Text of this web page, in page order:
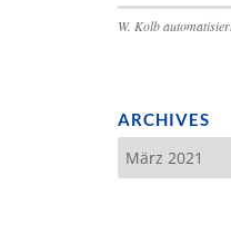
W. Kolb
ARCHIVES